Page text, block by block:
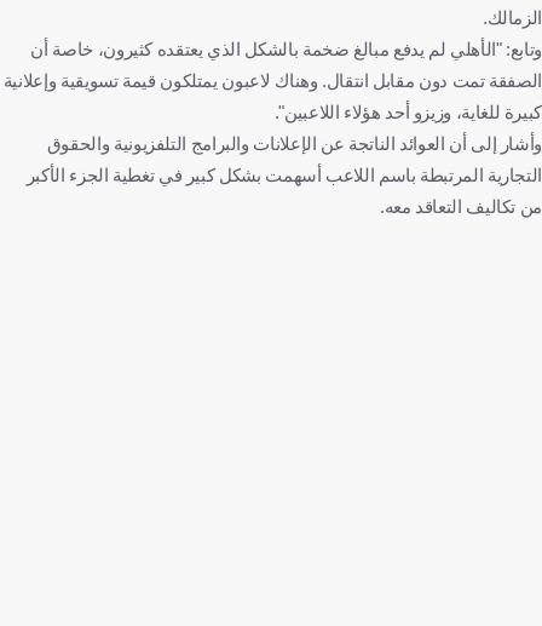
الزمالك.
وتابع: "الأهلي لم يدفع مبالغ ضخمة بالشكل الذي يعتقده كثيرون، خاصة أن
الصفقة تمت دون مقابل انتقال. وهناك لاعبون يمتلكون قيمة تسويقية وإعلانية
كبيرة للغاية، وزيزو أحد هؤلاء اللاعبين".
وأشار إلى أن العوائد الناتجة عن الإعلانات والبرامج التلفزيونية والحقوق
التجارية المرتبطة باسم اللاعب أسهمت بشكل كبير في تغطية الجزء الأكبر
من تكاليف التعاقد معه.